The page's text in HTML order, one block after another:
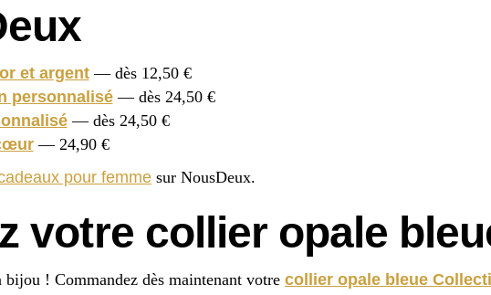
et argent— dès 12,50 €
personnalisé— dès 24,50 €
— dès 24,50 €
— 24,90 €
pour femme sur NousDeux.
votre collier opale
bijou ! Commandez dès maintenant votre collier opale bleue